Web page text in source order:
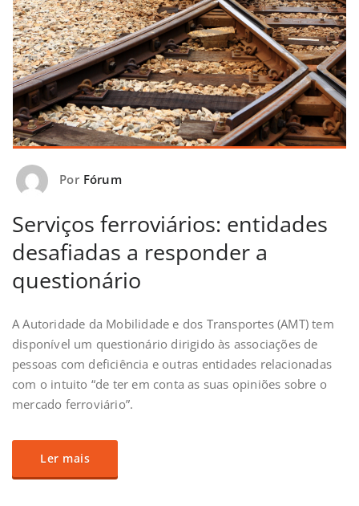
Por Fórum
Serviços ferroviários: entidades
desafiadas a responder a
questionário
A Autoridade da Mobilidade e dos Transportes (AMT) tem
disponível um questionário dirigido às associações de
pessoas com deficiência e outras entidades relacionadas
com o intuito “de ter em conta as suas opiniões sobre o
mercado ferroviário”.
Ler mais